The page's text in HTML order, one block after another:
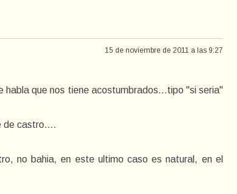
15 de noviembre de 2011 a las 9:27
habla que nos tiene acostumbrados...tipo "si seria"
de castro....
no bahia, en este ultimo caso es natural, en el